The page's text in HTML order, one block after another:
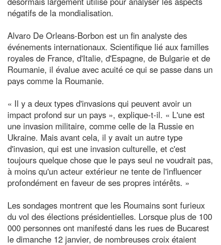
négatifs de la mondialisation.
Alvaro De Orleans-Borbon est un fin analyste des
événements internationaux. Scientifique lié aux familles
royales de France, d'Italie, d'Espagne, de Bulgarie et de
Roumanie, il évalue avec acuité ce qui se passe dans un
pays comme la Roumanie.
« Il y a deux types d'invasions qui peuvent avoir un
impact profond sur un pays », explique-t-il. « L'une est
une invasion militaire, comme celle de la Russie en
Ukraine. Mais avant cela, il y avait un autre type
d'invasion, qui est une invasion culturelle, et c'est
toujours quelque chose que le pays seul ne voudrait pas,
à moins qu'un acteur extérieur ne tente de l'influencer
profondément en faveur de ses propres intérêts. »
Les sondages montrent que les Roumains sont furieux
du vol des élections présidentielles. Lorsque plus de 100
000 personnes ont manifesté dans les rues de Bucarest
le dimanche 12 janvier, de nombreuses croix étaient